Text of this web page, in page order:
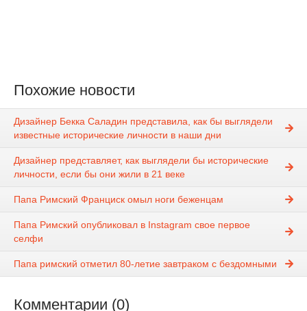
Похожие новости
Дизайнер Бекка Саладин представила, как бы выглядели
известные исторические личности в наши дни
Дизайнер представляет, как выглядели бы исторические
личности, если бы они жили в 21 веке
Папа Римский Франциск омыл ноги беженцам
Папа Римский опубликовал в Instagram свое первое
селфи
Папа римский отметил 80-летие завтраком с бездомными
Комментарии (0)